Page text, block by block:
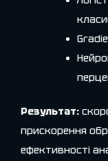
Результат:
прискорення
ефективності